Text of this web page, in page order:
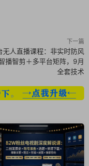
下一篇
无人直播课程：非实时防风
播智剪＋多平台矩阵，9月
全套技术